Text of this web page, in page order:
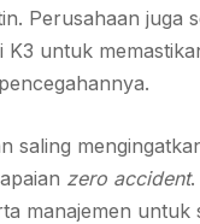
Perusahaan juga
K3 untuk
saling
zero accident.
manajemen